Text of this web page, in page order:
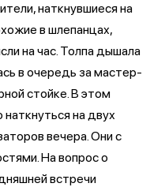
наткнувшиеся на
в шлепанцах,
на час. Толпа дышала
в очередь за мастер-
стойке. В этом
на двух
вечера. Они с
На вопрос о
встречи